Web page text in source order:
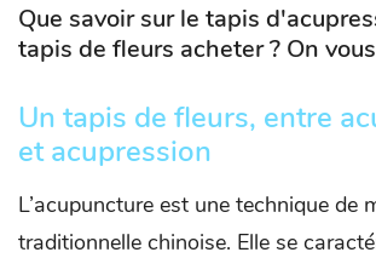
Que savoir sur le tapis
tapis de fleurs acheter ? On
Un tapis de fleurs, entre
et acupression
L’acupuncture est une technique de
traditionnelle chinoise. Elle se